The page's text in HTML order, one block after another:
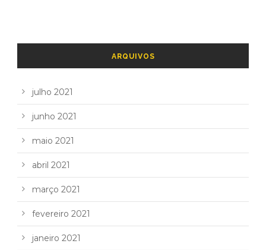
ARQUIVOS
julho 2021
junho 2021
maio 2021
abril 2021
março 2021
fevereiro 2021
janeiro 2021